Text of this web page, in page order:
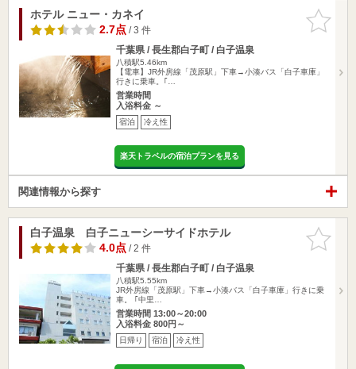
お気に入
りに追加
ホテル ニュー・カネイ
2.7点/ 3 件
千葉県 / 長生郡白子町 / 白子温泉
八積駅5.46km
【電車】JR外房線「茂原駅」下車→小湊バス「白子車庫」
行きに乗車。｢…
営業時間
入浴料金 ～
宿泊 冷え性
楽天トラベルの宿泊プランを見る
関連情報から探す
お気に入
りに追加
白子温泉 白子ニューシーサイドホテル
4.0点/ 2 件
千葉県 / 長生郡白子町 / 白子温泉
八積駅5.55km
JR外房線「茂原駅」下車→小湊バス「白子車庫」行きに乗
車。 ｢中里…
営業時間 13:00～20:00
入浴料金 800円～
日帰り 宿泊 冷え性